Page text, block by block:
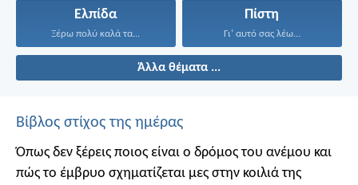
Ελπίδα
Ξέρω πολύ καλά τα...
Πίστη
Γι’ αυτό σας λέω...
Άλλα θέματα ...
Βίβλος στίχος της ημέρας
Όπως δεν ξέρεις ποιος είναι ο δρόμος του ανέμου και
πώς το έμβρυο σχηματίζεται μες στην κοιλιά της